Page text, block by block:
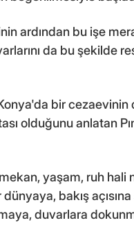
ardından bu işe
da bu şekilde
bir cezaevinin
olduğunu anlatan
yaşam, ruh hali
bakış
duvarlara